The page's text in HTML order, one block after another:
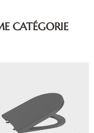
CATÉGORIE